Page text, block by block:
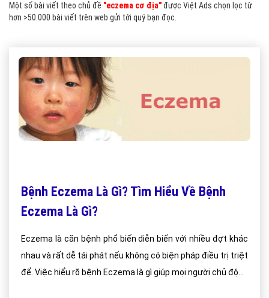
Một số bài viết theo chủ đề "eczema cơ địa"được Việt Ads chọn lọc từ
hơn >50.000 bài viết trên web gửi tới quý bạn đọc.
Bệnh Eczema Là Gì? Tìm Hiểu Về Bệnh
Eczema Là Gì?
Eczema là căn bệnh phổ biến diễn biến với nhiều đợt khác
nhau và rất dễ tái phát nếu không có biện pháp điều trị triệt
để. Việc hiểu rõ bệnh Eczema là gì giúp mọi người chủ động